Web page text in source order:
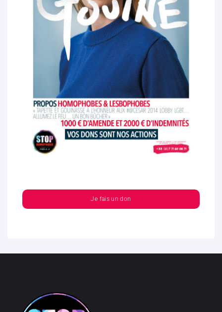
Je fais un don